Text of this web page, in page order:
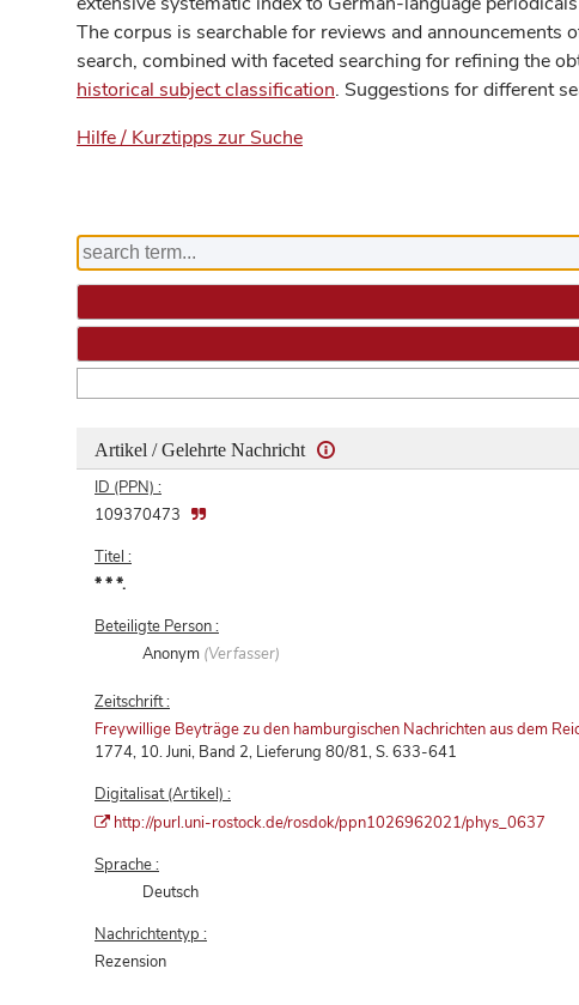
The corpus is searchable for reviews and
search, combined with faceted searching for refining the
historical subject classification. Suggestions for different
Hilfe / Kurztipps zur Suche
Artikel / Gelehrte Nachricht
ID (PPN) :
109370473
Titel :
* * *.
Beteiligte Person :
Anonym (Verfasser)
Zeitschrift :
Freywillige Beyträge zu den hamburgischen Nachrichten aus dem
1774, 10. Juni, Band 2, Lieferung 80/81, S. 633-641
Digitalisat (Artikel) :
http://purl.uni-rostock.de/rosdok/ppn1026962021/phys_0637
Sprache :
Deutsch
Nachrichtentyp :
Rezension